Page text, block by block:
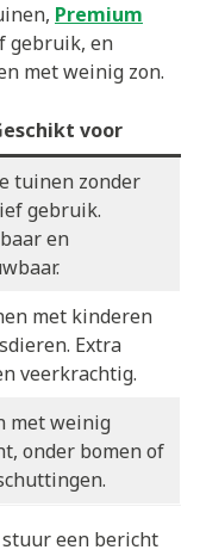
Premium
gebruik, en
met weinig zon.
voor
tuinen zonder
gebruik.
en
met kinderen
Extra
veerkrachtig.
met weinig
onder bomen of
een bericht